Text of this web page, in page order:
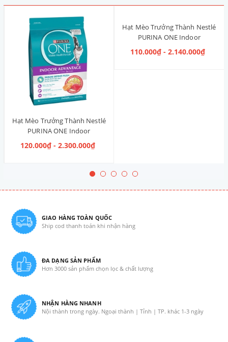
Hạt Mèo Trưởng Thành Nestlé
PURINA ONE Indoor
Advantage Salmon & Tuna [Vị
Cá Hồi & Cá Ngừ]
120.000₫ - 2.300.000₫
Hạt Mèo Trưởng Thành Nestlé
PURINA ONE Indoor
Advantage [Vị Gà]
110.000₫ - 2.140.000₫
GIAO HÀNG TOÀN QUỐC
Ship cod thanh toán khi nhận hàng
ĐA DẠNG SẢN PHẨM
Hơn 3000 sản phẩm chọn lọc & chất lượng
NHẬN HÀNG NHANH
Nội thành trong ngày. Ngoại thành | Tỉnh | TP. khác 1-3 ngày